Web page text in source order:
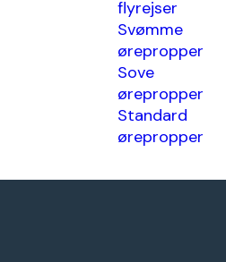
flyrejser
Svømme
ørepropper
Sove
ørepropper
Standard
ørepropper